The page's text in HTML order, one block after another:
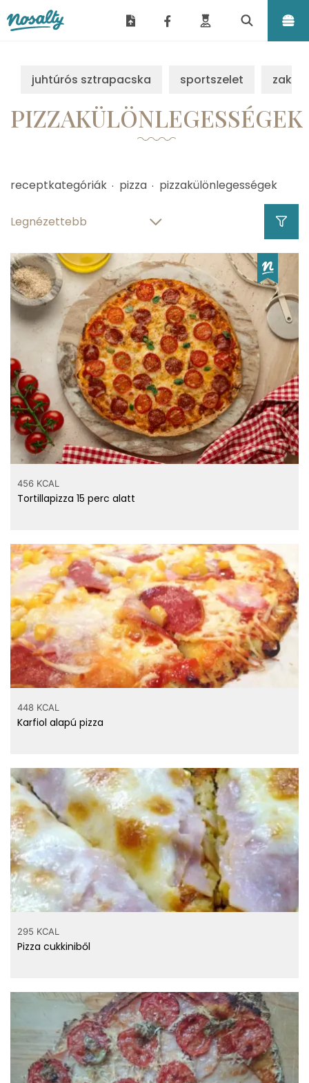
juhtúrós sztrapacska sportszelet
PIZZAKÜLÖNLEGESSÉGEK
receptkategóriák pizza pizzakülönlegességek
456 KCAL
Tortillapizza 15 perc alatt
448 KCAL
Karfiol alapú pizza
295 KCAL
Pizza cukkiniből